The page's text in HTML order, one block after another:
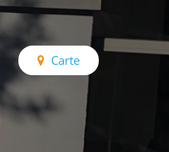
Carte